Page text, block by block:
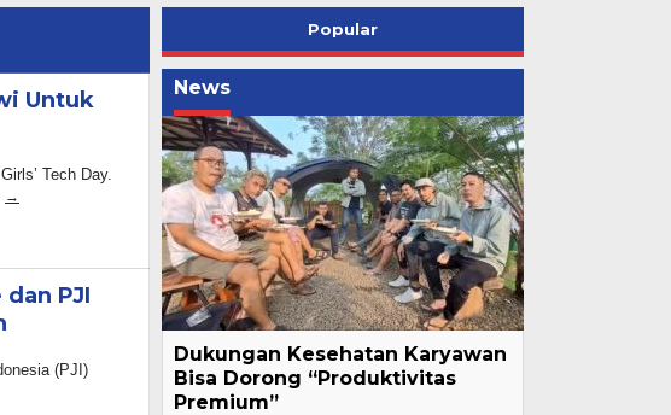
Untuk
Tech Day.
PJI
(PJI)
Popular
News
Dukungan Kesehatan Karyawan
Bisa Dorong “Produktivitas
Premium”